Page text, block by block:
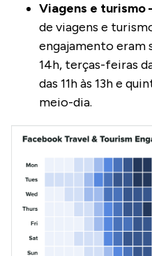
Viagens e
de viagens e
engajamento eram
14h, terças-feiras
das 11h às 13h e
meio-dia.